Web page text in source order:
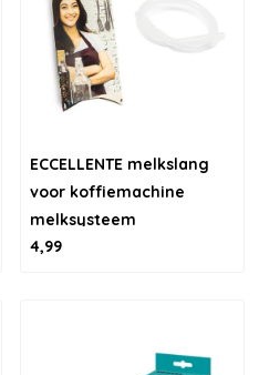
ECCELLENTE melkslang
voor koffiemachine
melksysteem
4,99